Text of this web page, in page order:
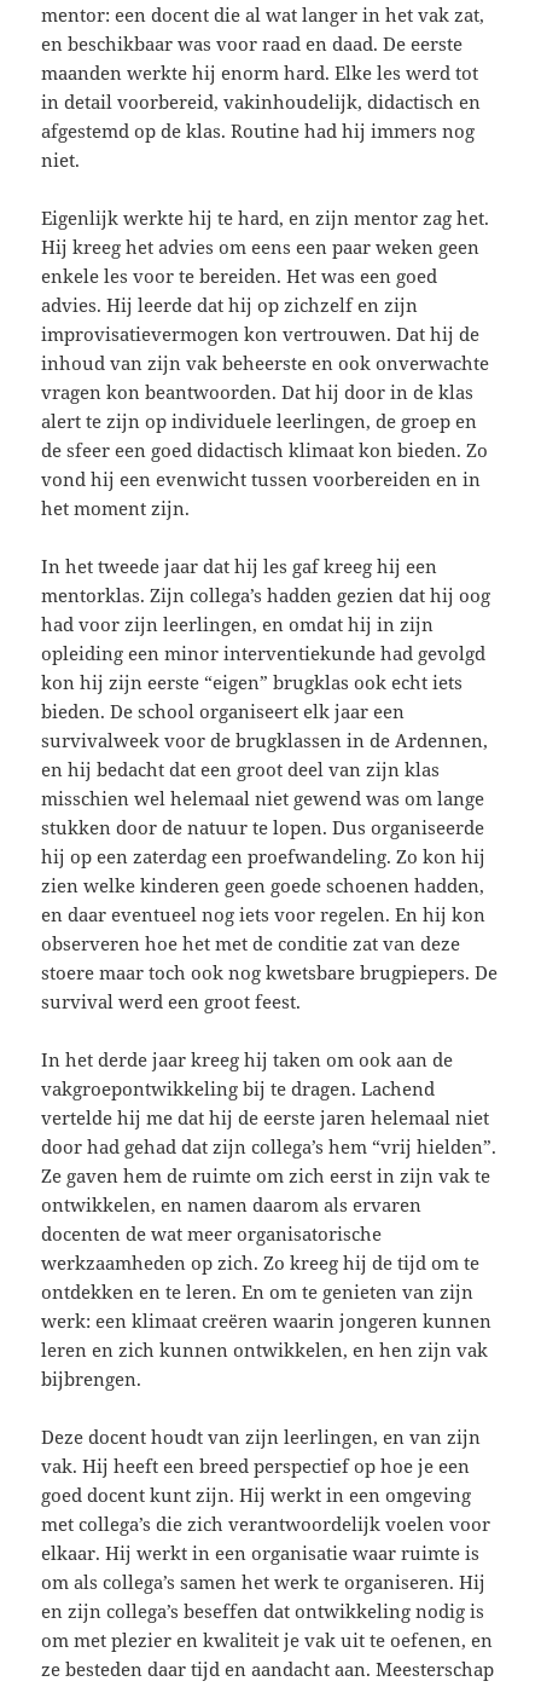
mentor: een docent die al wat langer in het vak zat,
en beschikbaar was voor raad en daad. De eerste
maanden werkte hij enorm hard. Elke les werd tot
in detail voorbereid, vakinhoudelijk, didactisch en
afgestemd op de klas. Routine had hij immers nog
niet.
Eigenlijk werkte hij te hard, en zijn mentor zag het.
Hij kreeg het advies om eens een paar weken geen
enkele les voor te bereiden. Het was een goed
advies. Hij leerde dat hij op zichzelf en zijn
improvisatievermogen kon vertrouwen. Dat hij de
inhoud van zijn vak beheerste en ook onverwachte
vragen kon beantwoorden. Dat hij door in de klas
alert te zijn op individuele leerlingen, de groep en
de sfeer een goed didactisch klimaat kon bieden. Zo
vond hij een evenwicht tussen voorbereiden en in
het moment zijn.
In het tweede jaar dat hij les gaf kreeg hij een
mentorklas. Zijn collega’s hadden gezien dat hij oog
had voor zijn leerlingen, en omdat hij in zijn
opleiding een minor interventiekunde had gevolgd
kon hij zijn eerste “eigen” brugklas ook echt iets
bieden. De school organiseert elk jaar een
survivalweek voor de brugklassen in de Ardennen,
en hij bedacht dat een groot deel van zijn klas
misschien wel helemaal niet gewend was om lange
stukken door de natuur te lopen. Dus organiseerde
hij op een zaterdag een proefwandeling. Zo kon hij
zien welke kinderen geen goede schoenen hadden,
en daar eventueel nog iets voor regelen. En hij kon
observeren hoe het met de conditie zat van deze
stoere maar toch ook nog kwetsbare brugpiepers. De
survival werd een groot feest.
In het derde jaar kreeg hij taken om ook aan de
vakgroepontwikkeling bij te dragen. Lachend
vertelde hij me dat hij de eerste jaren helemaal niet
door had gehad dat zijn collega’s hem “vrij hielden”.
Ze gaven hem de ruimte om zich eerst in zijn vak te
ontwikkelen, en namen daarom als ervaren
docenten de wat meer organisatorische
werkzaamheden op zich. Zo kreeg hij de tijd om te
ontdekken en te leren. En om te genieten van zijn
werk: een klimaat creëren waarin jongeren kunnen
leren en zich kunnen ontwikkelen, en hen zijn vak
bijbrengen.
Deze docent houdt van zijn leerlingen, en van zijn
vak. Hij heeft een breed perspectief op hoe je een
goed docent kunt zijn. Hij werkt in een omgeving
met collega’s die zich verantwoordelijk voelen voor
elkaar. Hij werkt in een organisatie waar ruimte is
om als collega’s samen het werk te organiseren. Hij
en zijn collega’s beseffen dat ontwikkeling nodig is
om met plezier en kwaliteit je vak uit te oefenen, en
ze besteden daar tijd en aandacht aan. Meesterschap